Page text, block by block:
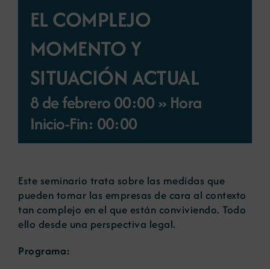
Noticias
Portal de empleo
Contacto
EL COMPLEJO
MOMENTO Y
SITUACIÓN ACTUAL
8 de febrero 00:00 » Hora
Inicio-Fin: 00:00
Este seminario trata sobre las medidas que
pueden tomar las empresas de cara al contexto
tan complejo en el que están conviviendo. Todo
ello desde una perspectiva legal.
Programa: